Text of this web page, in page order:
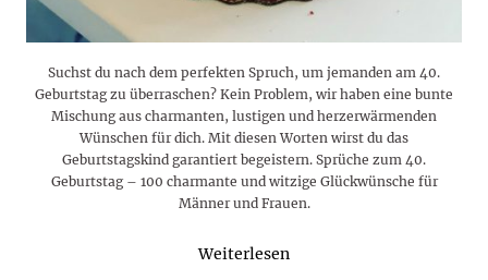
Suchst du nach dem perfekten Spruch, um jemanden am 40.
Geburtstag zu überraschen? Kein Problem, wir haben eine bunte
Mischung aus charmanten, lustigen und herzerwärmenden
Wünschen für dich. Mit diesen Worten wirst du das
Geburtstagskind garantiert begeistern. Sprüche zum 40.
Geburtstag – 100 charmante und witzige Glückwünsche für
Männer und Frauen.
Weiterlesen